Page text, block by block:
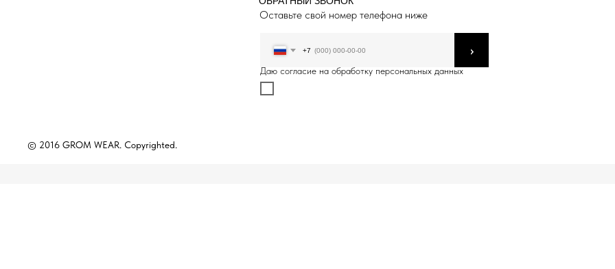
© 2016 GROM WEAR. Copyrighted.
Оставьте свой номер телефона ниже
+7
Даю согласие на обработку персональных данных
›